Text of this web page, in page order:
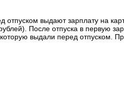
отпуском выдают зарплату на
После отпуска в первую
выдали перед отпуском.